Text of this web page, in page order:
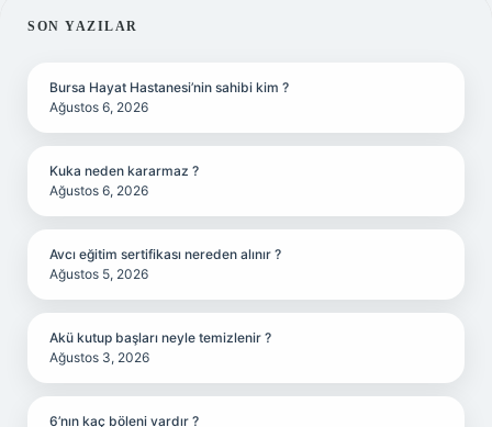
SIDEBAR
SON YAZILAR
Bursa Hayat Hastanesi’nin sahibi kim ?
Ağustos 6, 2026
Kuka neden kararmaz ?
Ağustos 6, 2026
Avcı eğitim sertifikası nereden alınır ?
Ağustos 5, 2026
Akü kutup başları neyle temizlenir ?
Ağustos 3, 2026
6’nın kaç böleni vardır ?